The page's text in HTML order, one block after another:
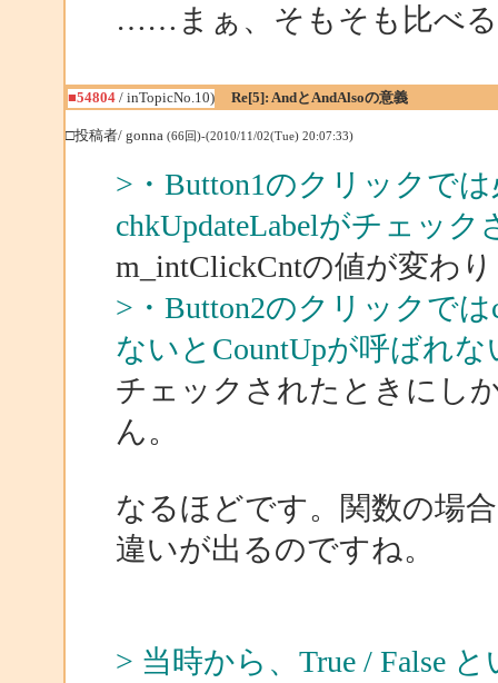
……まぁ、そもそも比べ
■54804/ inTopicNo.10) Re[5]: AndとAndAlsoの意義
□投稿者/ gonna (66回)-(2010/11/02(Tue) 20:07:33)
>・Button1のクリックで
chkUpdateLabelがチェッ
m_intClickCntの値が変わ
>・Button2のクリックで
ないとCountUpが呼ばれな
チェックされたときにし
ん。
なるほどです。関数の場
違いが出るのですね。
> 当時から、True / False